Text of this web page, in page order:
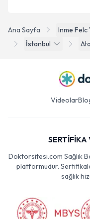
Ana Sayfa
Inme
İstanbul
Videolar
SERTİFİKA
Doktorsitesi.com Sağlık
platformudur.
sağlık